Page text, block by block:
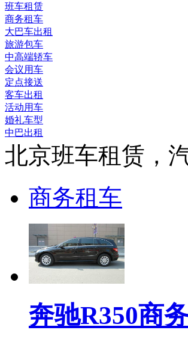
班车租赁
商务租车
大巴车出租
旅游包车
中高端轿车
会议用车
定点接送
客车出租
活动用车
婚礼车型
中巴出租
北京班车租赁，
商务租车
奔驰R350商